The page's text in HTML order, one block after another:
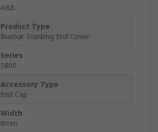
ABB
Product Type
Busbar Trunking End Cover
Series
S800
Accessory Type
End Cap
Width
8mm